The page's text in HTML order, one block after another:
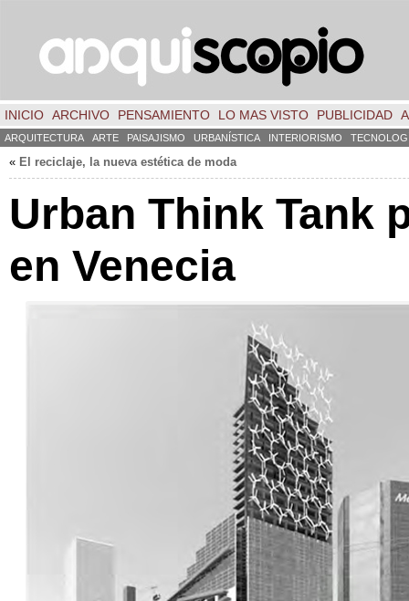
INICIO ARCHIVO PENSAMIENTO LO MAS VISTO PUBLICIDAD
ARQUITECTURA ARTE PAISAJISMO URBANÍSTICA INTERIORISMO
« El reciclaje, la nueva estética de moda
Urban Think Tank
en Venecia